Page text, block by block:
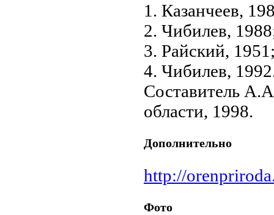
1. Казанчеев,
2. Чибилев,
3. Райский,
4. Чибилев,
Составитель
области, 1998.
Дополнительно
http://
Фото